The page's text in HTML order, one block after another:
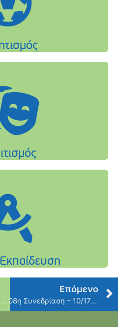
Ούτε γνήσιο, ούτε θεωρημένο αρκεί η φωτοτυπία!
Επόμενο
08η Συνεδρίαση – 10/17/2014